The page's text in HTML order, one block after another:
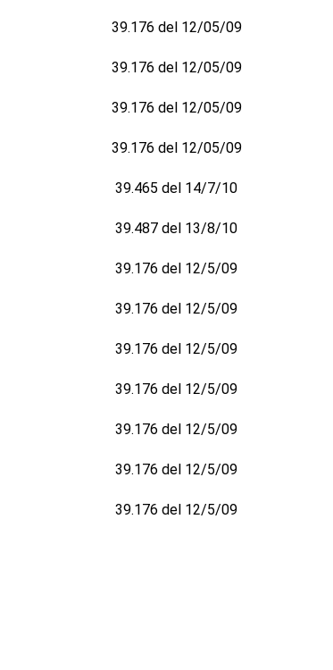
39.176 del 12/05/09
39.176 del 12/05/09
39.176 del 12/05/09
39.176 del 12/05/09
39.465 del 14/7/10
39.487 del 13/8/10
39.176 del 12/5/09
39.176 del 12/5/09
39.176 del 12/5/09
39.176 del 12/5/09
39.176 del 12/5/09
39.176 del 12/5/09
39.176 del 12/5/09